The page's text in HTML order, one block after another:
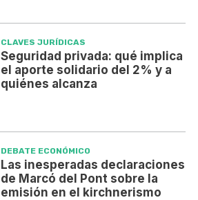
CLAVES JURÍDICAS
Seguridad privada: qué implica
el aporte solidario del 2% y a
quiénes alcanza
DEBATE ECONÓMICO
Las inesperadas declaraciones
de Marcó del Pont sobre la
emisión en el kirchnerismo